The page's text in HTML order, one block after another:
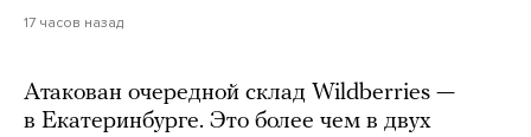
17 часов назад
Атакован очередной склад Wildberries —
в Екатеринбурге. Это более чем в двух